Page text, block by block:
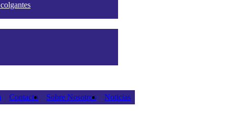
Contacto Sobre Nosotros Noticias